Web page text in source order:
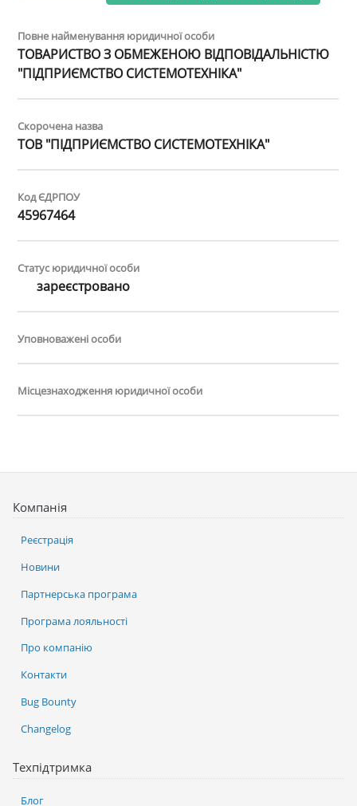
Повне найменування юридичної особи
ТОВАРИСТВО З ОБМЕЖЕНОЮ ВІДПОВІДАЛЬНІСТЮ
"ПІДПРИЄМСТВО СИСТЕМОТЕХНІКА"
Скорочена назва
ТОВ "ПІДПРИЄМСТВО СИСТЕМОТЕХНІКА"
Код ЄДРПОУ
45967464
Статус юридичної особи
зареєстровано
Уповноважені особи
Місцезнаходження юридичної особи
Компанія
Реєстрація
Новини
Партнерська програма
Програма лояльності
Про компанію
Контакти
Bug Bounty
Changelog
Техпідтримка
Блог